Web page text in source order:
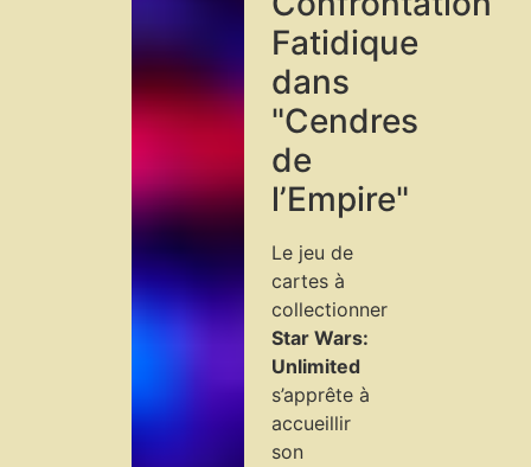
Fatidique
dans
"Cendres
de
l’Empire"
Le jeu de
cartes à
collectionner
Star Wars:
Unlimited
s’apprête à
accueillir
son